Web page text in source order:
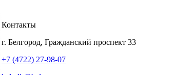
Контакты
г. Белгород, Гражданский проспект 33
+7 (4722) 27-98-07